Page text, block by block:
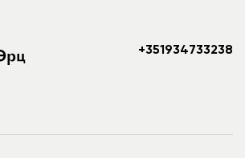
+351934733238